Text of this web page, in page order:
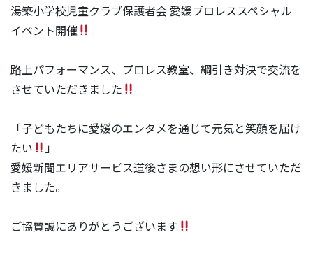
湯築小学校児童クラブ保護者会 愛媛プロレススペシャル
イベント開催
路上パフォーマンス、プロレス教室、綱引き対決で交流を
させていただきました
「子どもたちに愛媛のエンタメを通じて元気と笑顔を届け
たい
」
愛媛新聞エリアサービス道後さまの想い形にさせていただ
きました。
ご協賛誠にありがとうございます